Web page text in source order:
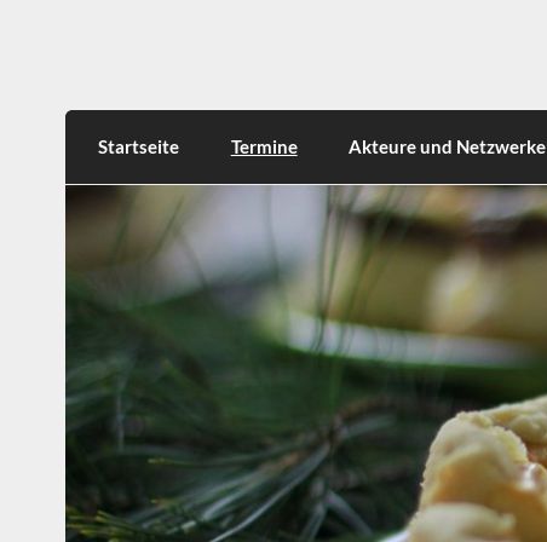
Rumphorstviertel e.V.
Startseite Termine Akteure und Netzwerke